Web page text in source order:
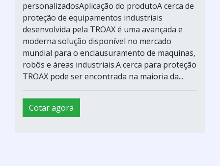
personalizadosAplicação do produtoA cerca de
proteção de equipamentos industriais
desenvolvida pela TROAX é uma avançada e
moderna solução disponível no mercado
mundial para o enclausuramento de maquinas,
robôs e áreas industriais.A cerca para proteção
TROAX pode ser encontrada na maioria da...
Cotar agora